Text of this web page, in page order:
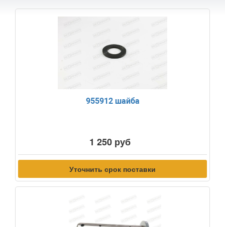
955912 шайба
1 250 руб
Уточнить срок поставки